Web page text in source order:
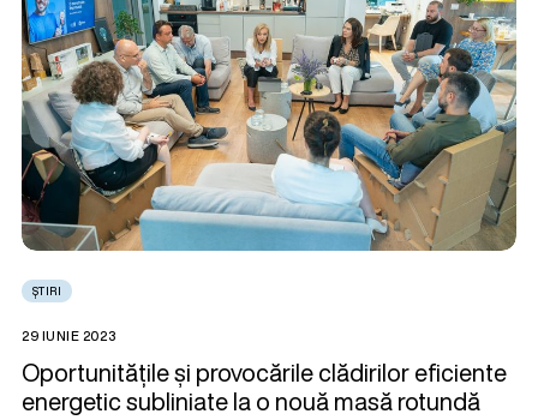
ȘTIRI
29 IUNIE 2023
Oportunitățile și provocările clădirilor eficiente
energetic subliniate la o nouă masă rotundă